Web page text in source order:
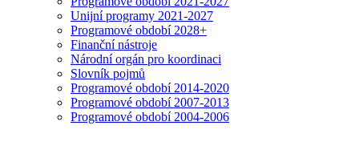
Unijní programy 2021-2027
Programové období 2028+
Finanční nástroje
Národní orgán pro koordinaci
Slovník pojmů
Programové období 2014-2020
Programové období 2007-2013
Programové období 2004-2006